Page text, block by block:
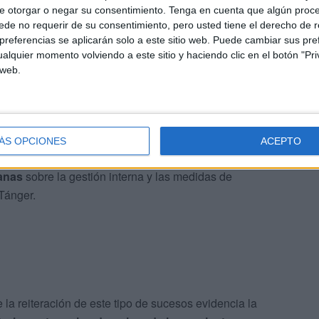
otorgar o negar su consentimiento. Tenga en cuenta que algún
no requerir de su consentimiento, pero usted tiene el derecho de
se aplicarán solo a este sitio web. Puede cambiar sus
momento volviendo a este sitio y haciendo clic en el botón
OPCIONES ACEPTO
clínica
que se arrojó desde el quinto piso en circunstancias
sobre la gestión interna y las medidas de
reiteración de este tipo de sucesos evidencia la